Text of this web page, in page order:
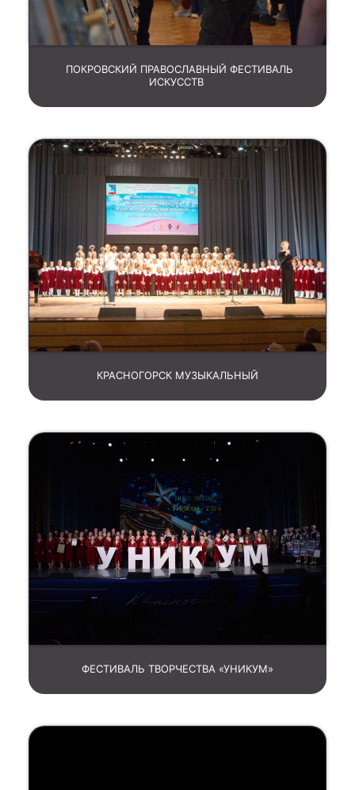
ПОКРОВСКИЙ ПРАВОСЛАВНЫЙ ФЕСТИВАЛЬ
ИСКУССТВ
КРАСНОГОРСК МУЗЫКАЛЬНЫЙ
ФЕСТИВАЛЬ ТВОРЧЕСТВА «УНИКУМ»